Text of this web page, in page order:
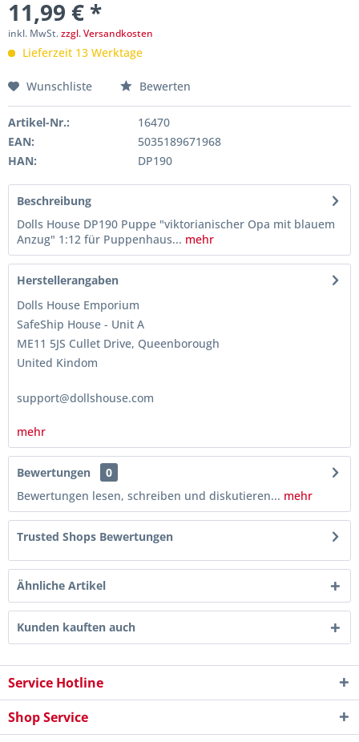
11,99 € *
inkl. MwSt.zzgl. Versandkosten
Lieferzeit 13 Werktage
Wunschliste Bewerten
Artikel-Nr.:
16470
EAN:
5035189671968
HAN:
DP190
Beschreibung
Dolls House DP190 Puppe "viktorianischer Opa mit blauem
Anzug" 1:12 für Puppenhaus... mehr
Herstellerangaben
Dolls House Emporium
SafeShip House - Unit A
ME11 5JS Cullet Drive, Queenborough
United Kindom
support@dollshouse.com
mehr
Bewertungen
0
Bewertungen lesen, schreiben und diskutieren... mehr
Trusted Shops Bewertungen
Ähnliche Artikel
Kunden kauften auch
Service Hotline
Shop Service